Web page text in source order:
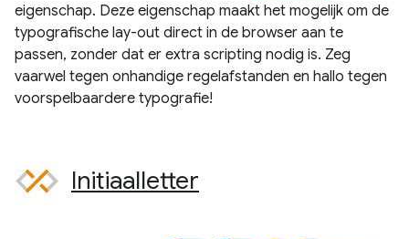
eigenschap. Deze eigenschap maakt het mogelijk om de
typografische lay-out direct in de browser aan te
passen, zonder dat er extra scripting nodig is. Zeg
vaarwel tegen onhandige regelafstanden en hallo tegen
voorspelbaardere typografie!
Initiaalletter